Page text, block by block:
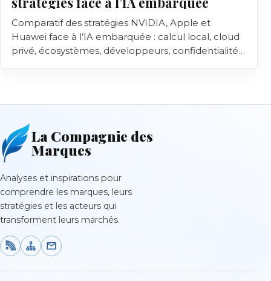
Comparatif des stratégies NVIDIA, Apple et
Huawei face à l’IA embarquée : calcul local, cloud
privé, écosystèmes, développeurs, confidentialité
La Compagnie des
Marques
Analyses et inspirations pour
comprendre les marques, leurs
stratégies et les acteurs qui
transforment leurs marchés.